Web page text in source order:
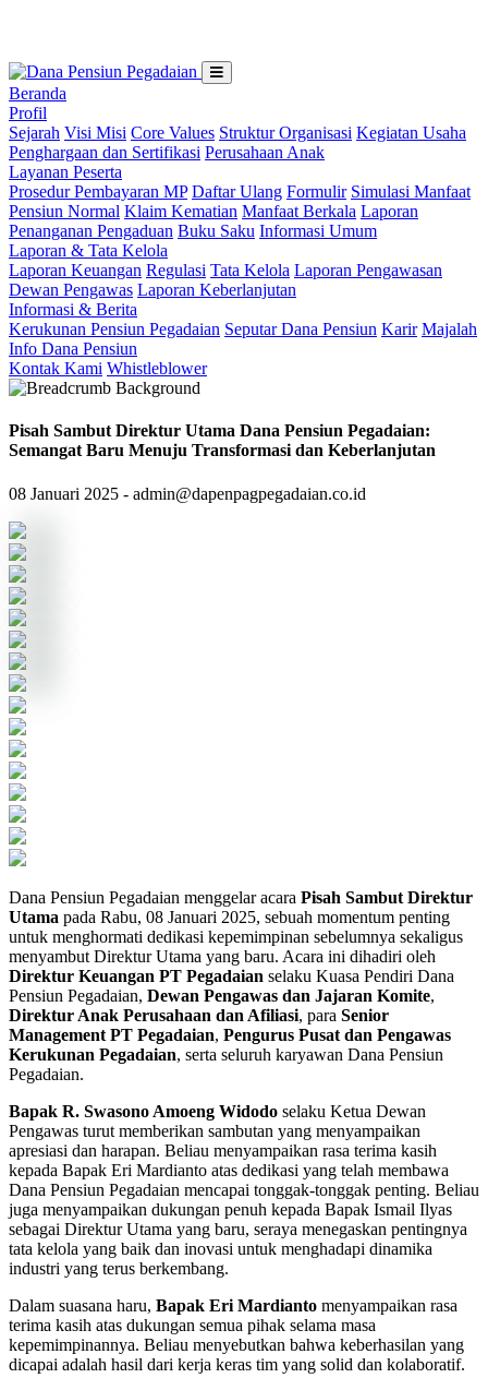
Beranda
Profil
Sejarah Visi Misi Core Values Struktur Organisasi Kegiatan Usaha
Penghargaan dan Sertifikasi Perusahaan Anak
Layanan Peserta
Prosedur Pembayaran MP Daftar Ulang Formulir Simulasi Manfaat
Pensiun Normal Klaim Kematian Manfaat Berkala Laporan
Penanganan Pengaduan Buku Saku Informasi Umum
Laporan & Tata Kelola
Laporan Keuangan Regulasi Tata Kelola Laporan Pengawasan
Dewan Pengawas Laporan Keberlanjutan
Informasi & Berita
Kerukunan Pensiun Pegadaian Seputar Dana Pensiun Karir Majalah
Info Dana Pensiun
Kontak Kami Whistleblower
Pisah Sambut Direktur Utama Dana Pensiun Pegadaian:
Semangat Baru Menuju Transformasi dan Keberlanjutan
08 Januari 2025 - admin@dapenpagpegadaian.co.id
Dana Pensiun Pegadaian menggelar acara Pisah Sambut Direktur
Utama pada Rabu, 08 Januari 2025, sebuah momentum penting
untuk menghormati dedikasi kepemimpinan sebelumnya sekaligus
menyambut Direktur Utama yang baru. Acara ini dihadiri oleh
Direktur Keuangan PT Pegadaian selaku Kuasa Pendiri Dana
Pensiun Pegadaian, Dewan Pengawas dan Jajaran Komite,
Direktur Anak Perusahaan dan Afiliasi, para Senior
Management PT Pegadaian, Pengurus Pusat dan Pengawas
Kerukunan Pegadaian, serta seluruh karyawan Dana Pensiun
Pegadaian.
Bapak R. Swasono Amoeng Widodo selaku Ketua Dewan
Pengawas turut memberikan sambutan yang menyampaikan
apresiasi dan harapan. Beliau menyampaikan rasa terima kasih
kepada Bapak Eri Mardianto atas dedikasi yang telah membawa
Dana Pensiun Pegadaian mencapai tonggak-tonggak penting. Beliau
juga menyampaikan dukungan penuh kepada Bapak Ismail Ilyas
sebagai Direktur Utama yang baru, seraya menegaskan pentingnya
tata kelola yang baik dan inovasi untuk menghadapi dinamika
industri yang terus berkembang.
Dalam suasana haru, Bapak Eri Mardianto menyampaikan rasa
terima kasih atas dukungan semua pihak selama masa
kepemimpinannya. Beliau menyebutkan bahwa keberhasilan yang
dicapai adalah hasil dari kerja keras tim yang solid dan kolaboratif.